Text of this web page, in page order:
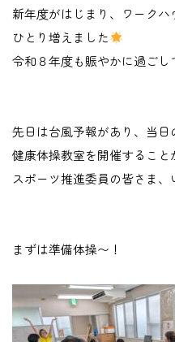
新年度がはじまり、ワーク
ひとり増えました
令和８年度も賑やかに過ごし
先日は台風予報があり、当
健康体操教室を開催すること
スポーツ推進委員の皆さま
まずは準備体操〜！